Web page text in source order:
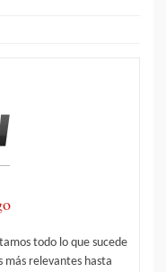
todo lo que sucede
más relevantes hasta